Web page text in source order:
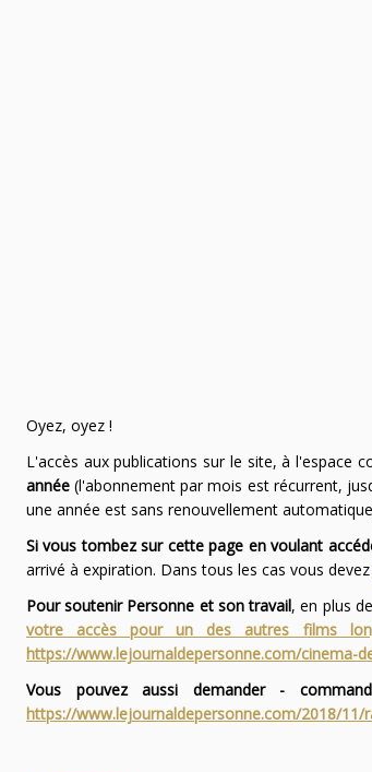
Oyez, oyez !
L'accès aux publications sur le site, à l'espace
année(l'abonnement par mois est récurrent,
une année est sans renouvellement
Si vous tombez sur cette page en voulant
arrivé à expiration. Dans tous les cas vous devez
Pour soutenir Personne et son travail, en plus
votre accès pour un des autres films
https://www.lejournaldepersonne.com/cinema-
Vous pouvez aussi demander -
https://www.lejournaldepersonne.com/2018/11/